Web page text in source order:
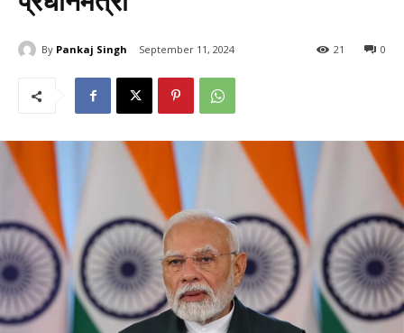
By Pankaj Singh September 11, 2024 0
21